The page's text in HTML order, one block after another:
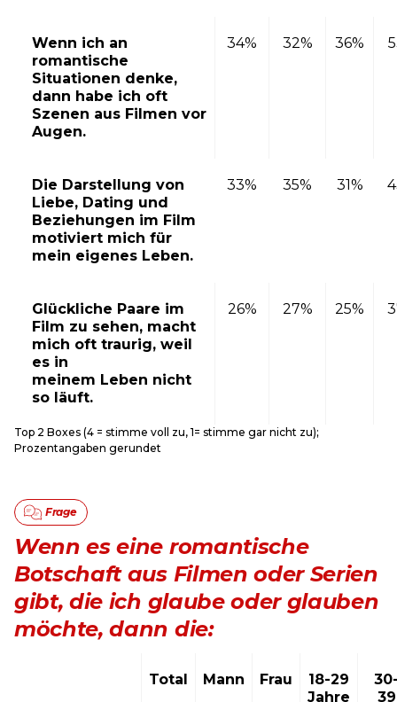
Wenn ich an
romantische
Situationen denke,
dann habe ich oft
Szenen aus Filmen vor
Augen.
34% 32% 36%
Die Darstellung von
Liebe, Dating und
Beziehungen im Film
motiviert mich für
mein eigenes Leben.
33% 35% 31%
Glückliche Paare im
Film zu sehen, macht
mich oft traurig, weil
es in
meinem Leben nicht
so läuft.
26% 27% 25%
Top 2 Boxes (4 = stimme voll zu, 1= stimme gar nicht zu);
Prozentangaben gerundet
Wenn es eine romantische
Botschaft aus Filmen oder Serien
gibt, die ich glaube oder glauben
möchte, dann die:
Total Mann Frau
18-29
Jahre
39